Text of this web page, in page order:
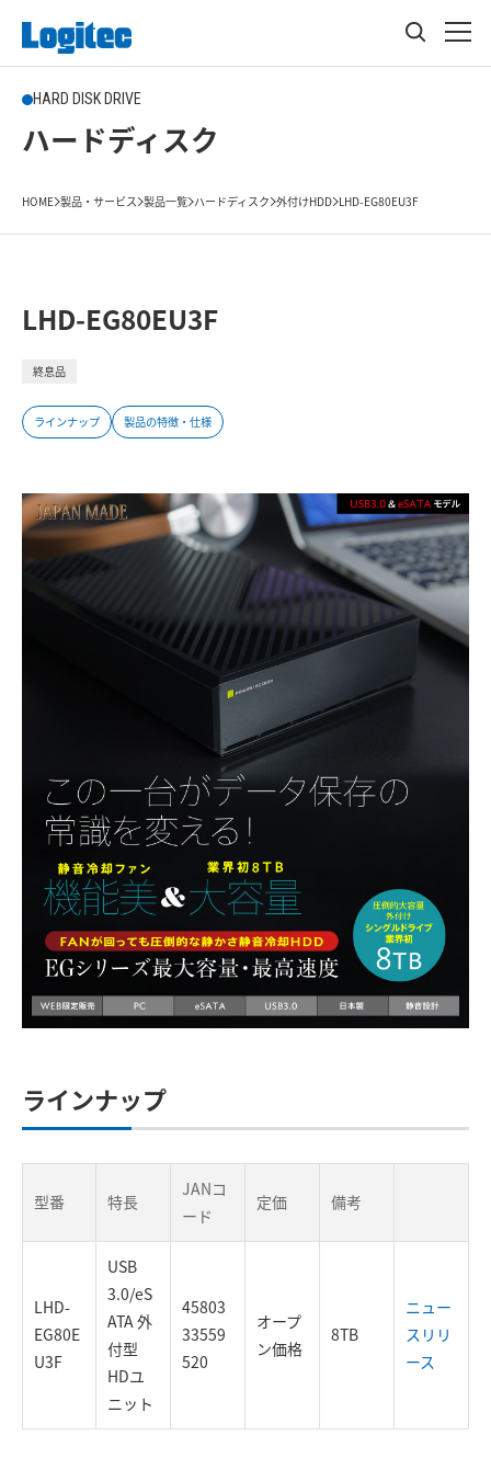
HARD DISK DRIVE
ハードディスク
HOME 製品・サービス 製品一覧 ハードディスク 外付けHDD LHD-EG80EU3F
LHD-EG80EU3F
終息品
ラインナップ 製品の特徴・仕様
ラインナップ
型番 特長
JANコ
ード
定価 備考
LHD-
EG80E
U3F
USB
3.0/eS
ATA 外
付型
HDユ
ニット
45803
33559
520
オープ
ン価格
8TB
ニュー
スリリ
ース